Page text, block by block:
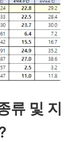
류 및 지